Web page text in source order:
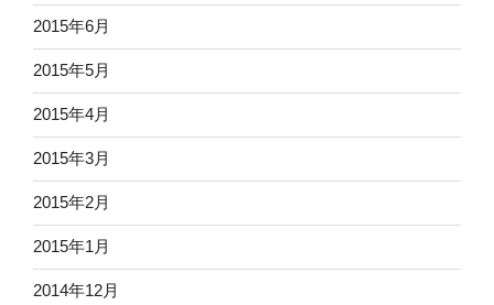
2015年6月
2015年5月
2015年4月
2015年3月
2015年2月
2015年1月
2014年12月